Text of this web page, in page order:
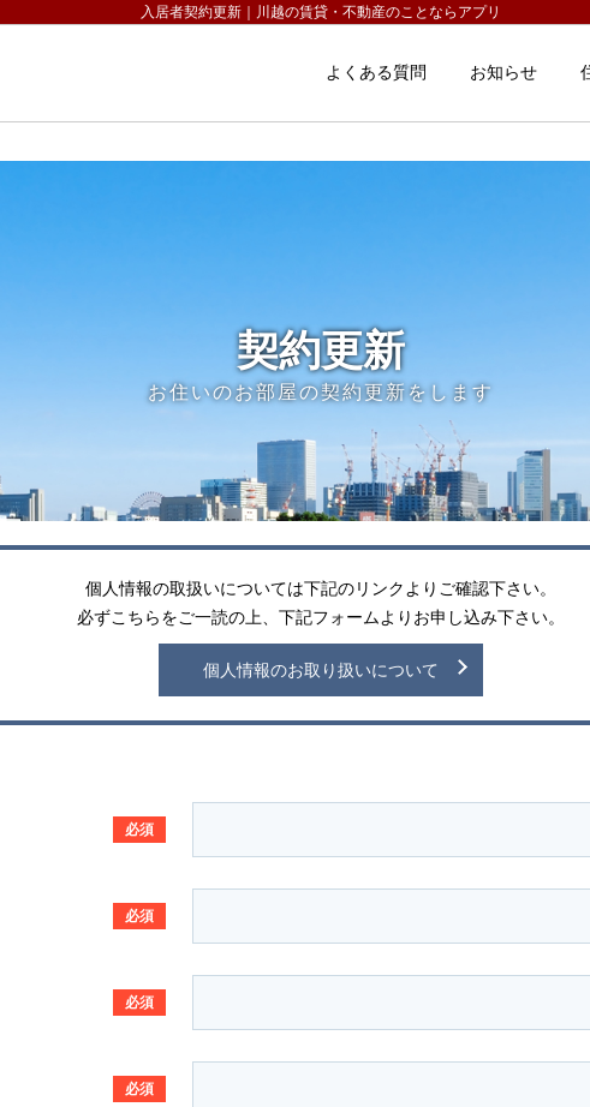
入居者契約更新｜川越の賃貸・不動産のことならアプリ
よくある質問 お知らせ
契約更新
お住いのお部屋の契約更新をします
個人情報の取扱いについては下記のリンクよりご確認下さい。
必ずこちらをご一読の上、下記フォームよりお申し込み下さい。
個人情報のお取り扱いについて
必須
必須
必須
必須